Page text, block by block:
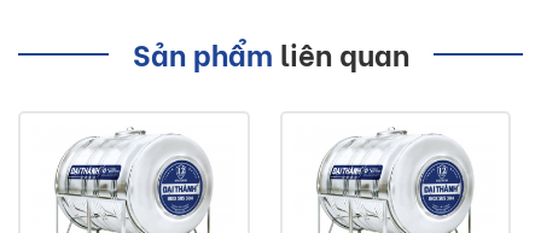
theo nhu cầu của mỗi người. Các sản phẩm bồn nước được
khách sạn...
Lưu ý:
Sản phẩm liên quan